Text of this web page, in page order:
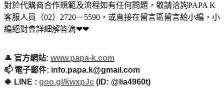
對於代購商合作規範及流程如有任何問題，敬請洽詢PAPA K
客服人員（02）2720－5590，或直接在留言區留言給小編，小
編絕對會詳細解答滴❤❤
🎩 官方網站: www.papa-k.com
📫 電子郵件: info.papa.k@gmail.com
🍀 LINE : goo.gl/kwxpJc (ID: @lia4960t)